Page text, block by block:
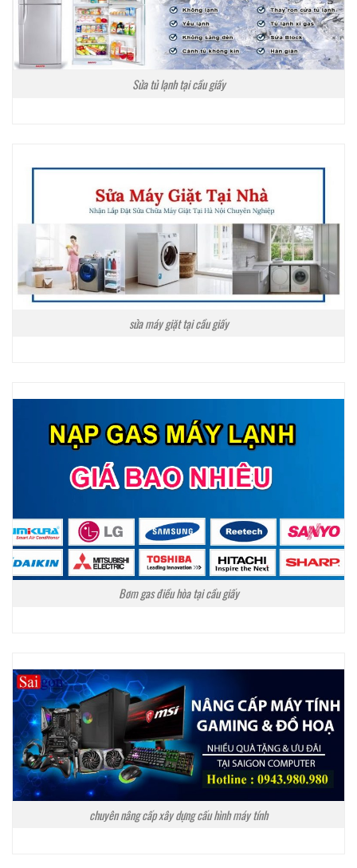
Sửa tủ lạnh tại cầu giấy
sửa máy giặt tại cầu giấy
Bơm gas điều hòa tại cầu giấy
chuyên nâng cấp xây dựng cấu hình máy tính